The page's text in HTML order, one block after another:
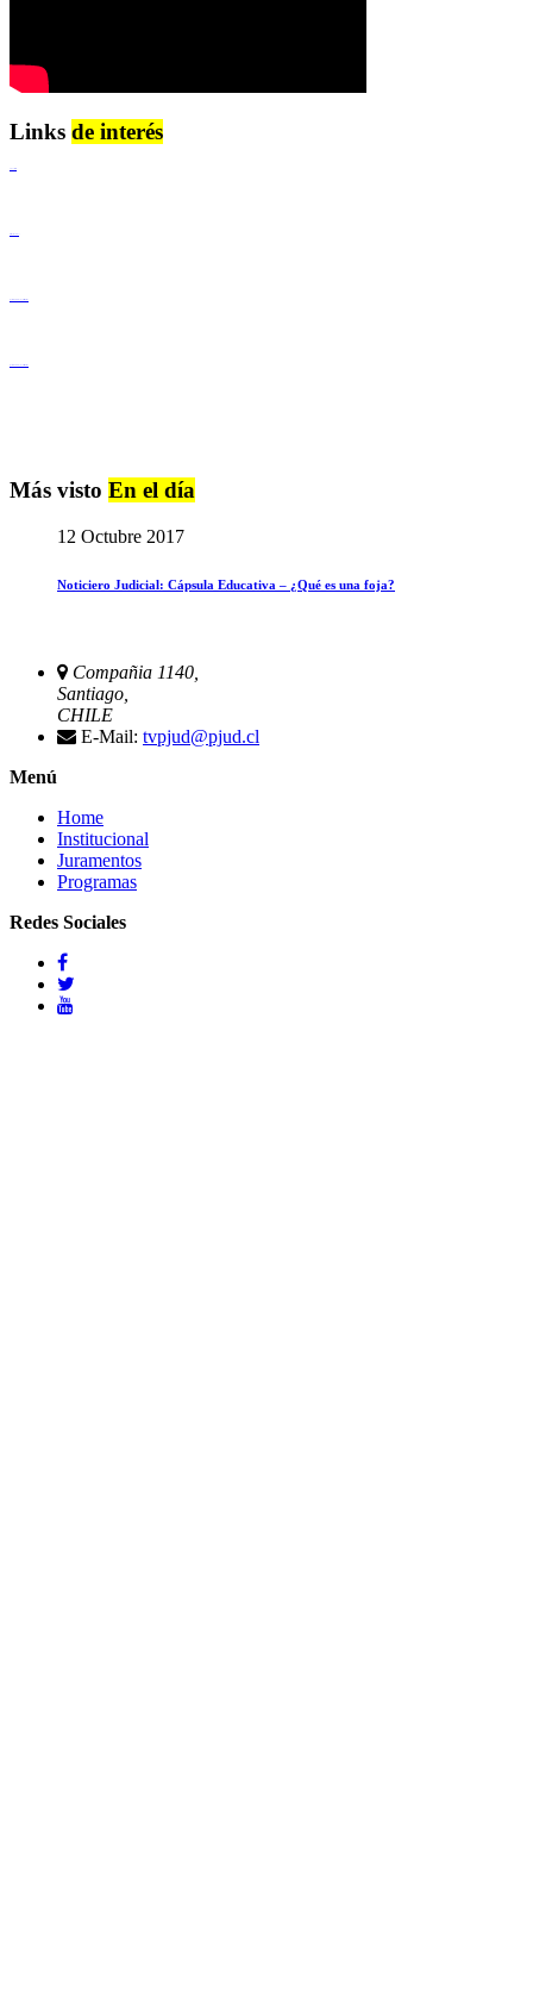
Links de interés
Más visto En el día
12 Octubre 2017
Noticiero Judicial: Cápsula Educativa – ¿Qué es una foja?
Compañia 1140,
Santiago,
CHILE
E-Mail: tvpjud@pjud.cl
Menú
Home
Institucional
Juramentos
Programas
Redes Sociales